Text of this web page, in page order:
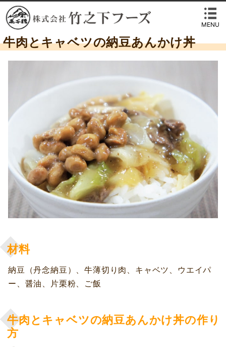
MENU
牛肉とキャベツの納豆あんかけ丼
材料
納豆（丹念納豆）、牛薄切り肉、キャベツ、ウエイパ
ー、醤油、片栗粉、ご飯
牛肉とキャベツの納豆あんかけ丼の作り
方